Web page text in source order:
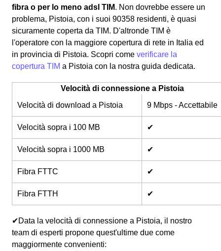
fibra o per lo meno adsl TIM. Non dovrebbe essere un
problema, Pistoia, con i suoi 90358 residenti, è quasi
sicuramente coperta da TIM. D'altronde TIM è
l'operatore con la maggiore copertura di rete in Italia ed
in provincia di Pistoia. Scopri come verificare la
copertura TIM a Pistoia con la nostra guida dedicata.
Velocità di connessione a Pistoia
Velocità di download a Pistoia
9 Mbps - Accettabile
Velocità sopra i 100 MB ✔
Velocità sopra i 1000 MB ✔
Fibra FTTC ✔
Fibra FTTH ✔
✔Data la velocità di connessione a Pistoia, il nostro
team di esperti propone quest'ultime due come
maggiormente convenienti: